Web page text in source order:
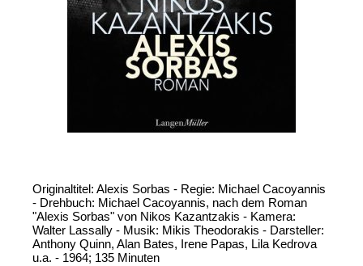
Originaltitel: Alexis Sorbas - Regie: Michael Cacoyannis
- Drehbuch: Michael Cacoyannis, nach dem Roman
"Alexis Sorbas" von Nikos Kazantzakis - Kamera:
Walter Lassally - Musik: Mikis Theodorakis - Darsteller:
Anthony Quinn, Alan Bates, Irene Papas, Lila Kedrova
u.a. - 1964; 135 Minuten